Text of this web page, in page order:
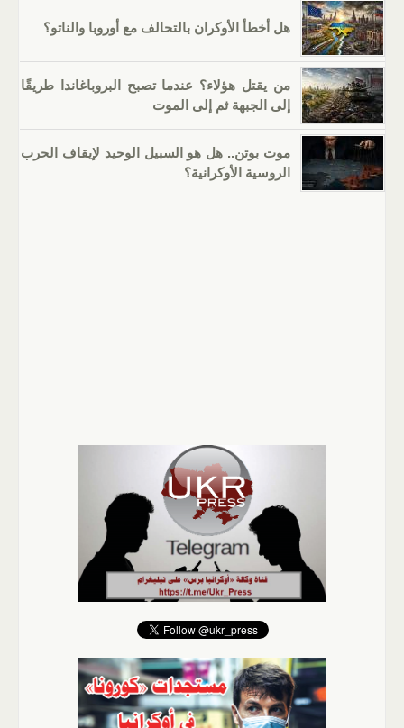
هل أخطأ الأوكران بالتحالف مع أوروبا والناتو؟
من يقتل هؤلاء؟ عندما تصبح البروباغاندا طريقًا
إلى الجبهة ثم إلى الموت
موت بوتن.. هل هو السبيل الوحيد لإيقاف الحرب
الروسية الأوكرانية؟